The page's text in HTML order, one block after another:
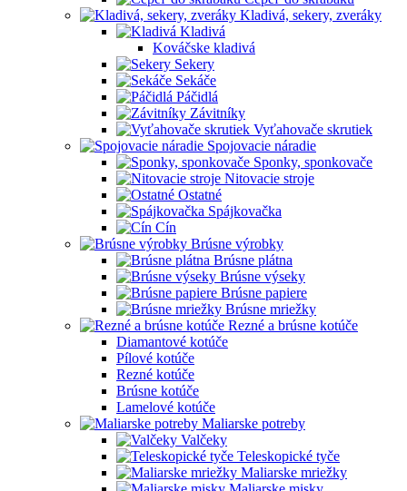
Kladivá, sekery, zveráky
Kladivá
Kováčske kladivá
Sekery
Sekáče
Páčidlá
Závitníky
Vyťahovače skrutiek
Spojovacie náradie
Sponky, sponkovače
Nitovacie stroje
Ostatné
Spájkovačka
Cín
Brúsne výrobky
Brúsne plátna
Brúsne výseky
Brúsne papiere
Brúsne mriežky
Rezné a brúsne kotúče
Diamantové kotúče
Pílové kotúče
Rezné kotúče
Brúsne kotúče
Lamelové kotúče
Maliarske potreby
Valčeky
Teleskopické tyče
Maliarske mriežky